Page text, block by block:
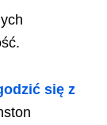
się z